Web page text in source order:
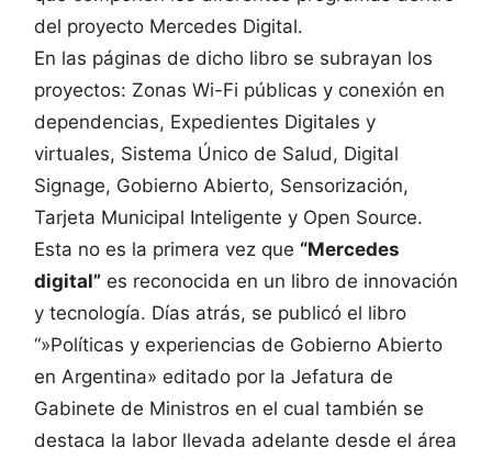
del proyecto Mercedes Digital.
En las páginas de dicho libro se subrayan los
proyectos: Zonas Wi-Fi públicas y conexión en
dependencias, Expedientes Digitales y
virtuales, Sistema Único de Salud, Digital
Signage, Gobierno Abierto, Sensorización,
Tarjeta Municipal Inteligente y Open Source.
Esta no es la primera vez que “Mercedes
digital” es reconocida en un libro de innovación
y tecnología. Días atrás, se publicó el libro
“»Políticas y experiencias de Gobierno Abierto
en Argentina» editado por la Jefatura de
Gabinete de Ministros en el cual también se
destaca la labor llevada adelante desde el área